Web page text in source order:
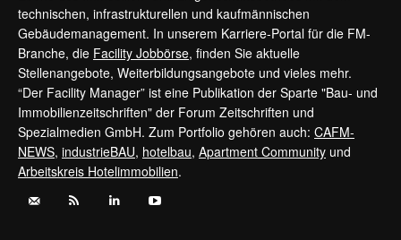
technischen, infrastrukturellen und kaufmännischen
Gebäudemanagement. In unserem Karriere-Portal für die FM-
Branche, die Facility Jobbörse, finden Sie aktuelle
Stellenangebote, Weiterbildungsangebote und vieles mehr.
“Der Facility Manager” ist eine Publikation der Sparte "Bau- und
Immobilienzeitschriften" der Forum Zeitschriften und
Spezialmedien GmbH. Zum Portfolio gehören auch: CAFM-
NEWS, industrieBAU, hotelbau, Apartment Community und
Arbeitskreis Hotelimmobilien.